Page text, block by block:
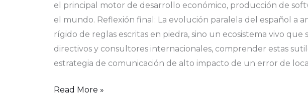
el principal motor de desarrollo económico, producción de
el mundo. Reflexión final: La evolución paralela del español a
rígido de reglas escritas en piedra, sino un ecosistema vivo
directivos y consultores internacionales, comprender estas
estrategia de comunicación de alto impacto de un error de
Read More »